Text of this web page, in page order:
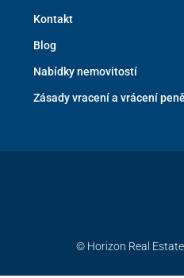
Kontakt
Blog
Nabídky nemovitostí
Zásady vracení a vrácení
© Horizon Real